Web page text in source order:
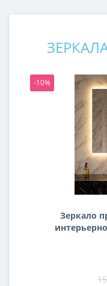
-10%
Зеркало